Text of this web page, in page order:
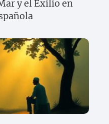
y el Exilio en